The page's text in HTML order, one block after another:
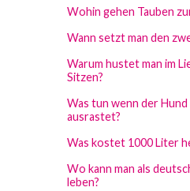
Wohin gehen Tauben
Wann setzt man den
Warum hustet man im
Sitzen?
Was tun wenn der Hund
ausrastet?
Was kostet 1000 Liter
Wo kann man als
leben?